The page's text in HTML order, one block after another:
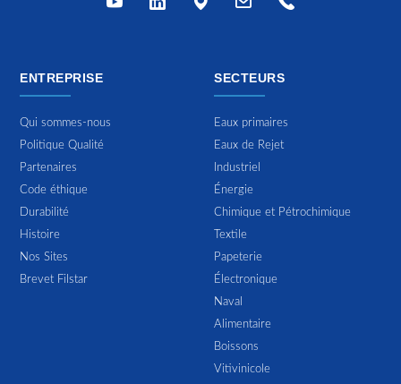
ENTREPRISE
Qui sommes-nous
Politique Qualité
Partenaires
Code éthique
Durabilité
Histoire
Nos Sites
Brevet Filstar
SECTEURS
Eaux primaires
Eaux de Rejet
Industriel
Énergie
Chimique et Pétrochimique
Textile
Papeterie
Électronique
Naval
Alimentaire
Boissons
Vitivinicole